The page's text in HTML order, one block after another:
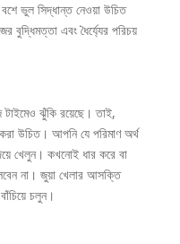
ভুল সিদ্ধান্ত নেওয়া উচিত
বুদ্ধিমত্তা এবং ধৈর্য্যের পরিচয়
ঝুঁকি রয়েছে। তাই,
উচিত। আপনি যে পরিমাণ অর্থ
খেলুন। কখনোই ধার করে বা
না। জুয়া খেলার আসক্তি
চলুন।